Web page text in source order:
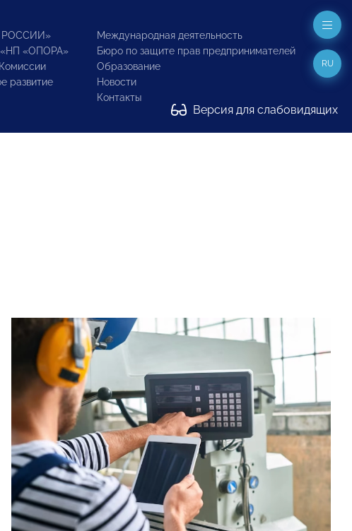
«НП «ОПОРА»
развитие
Международная деятельность
Бюро по защите прав предпринимателей
Образование
Новости
Контакты
Версия для слабовидящих
RU